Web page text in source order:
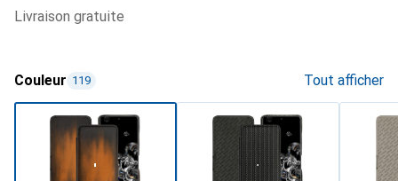
livraison gratuite
Couleur 119 Tout afficher